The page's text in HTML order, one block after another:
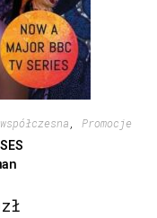
Promocje
zł